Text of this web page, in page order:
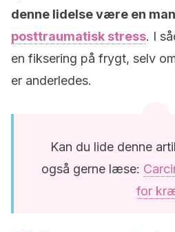
denne lidelse være en
posttraumatisk stress. I
en fiksering på frygt, selv
er anderledes.
Kan du lide denne
også gerne læse:
for